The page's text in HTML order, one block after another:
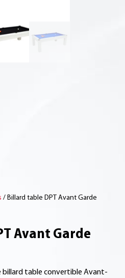
/ Billard table DPT Avant Garde
Avant Garde
billard table convertible Avant-